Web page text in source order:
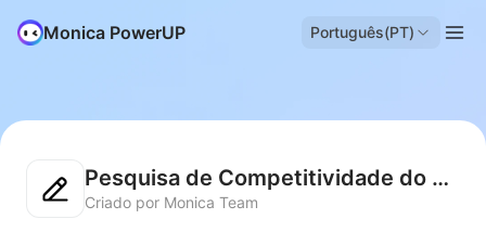
Monica PowerUP Português(PT)
Pesquisa de Competitividade do Setor
Criado por Monica Team